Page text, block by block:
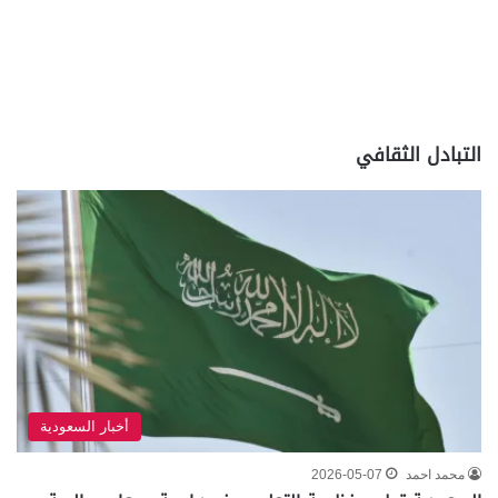
التبادل الثقافي
أخبار السعودية
محمد احمد 2026-05-07